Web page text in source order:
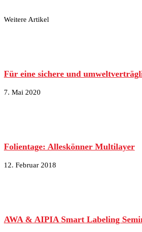
Weitere Artikel
Für eine sichere und
7. Mai 2020
Folientage: Alleskönner Multilayer
12. Februar 2018
AWA & AIPIA Smart Labeling